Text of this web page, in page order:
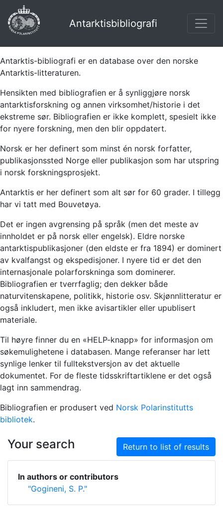
Antarktisbibliografi
Antarktis-bibliografi er en database over den norske
Antarktis-litteraturen.
Hensikten med bibliografien er å synliggjøre norsk
antarktisforskning og annen virksomhet/historie i det
ekstreme sør. Bibliografien er ikke komplett, spesielt ikke
for nyere forskning, men den blir oppdatert.
Norsk er her definert som minst én norsk forfatter,
publikasjonssted Norge eller publikasjon som har utspring
i norsk forskningsprosjekt.
Antarktis er her definert som alt sør for 60 grader. I tillegg
har vi tatt med Bouvetøya.
Det er ingen avgrensing på språk (men det meste av
innholdet er på norsk eller engelsk). Eldre norske
antarktispublikasjoner (den eldste er fra 1894) er dominert
av kvalfangst og ekspedisjoner. I nyere tid er det den
internasjonale polarforskninga som dominerer.
Bibliografien er tverrfaglig; den dekker både
naturvitenskapene, politikk, historie osv. Skjønnlitteratur er
også inkludert, men ikke avisartikler eller upublisert
materiale.
Til høyre finner du en «HELP-knapp» for informasjon om
søkemulighetene i databasen. Mange referanser har lett
synlige lenker til fulltekstversjon av det aktuelle
dokumentet. For de fleste tidsskriftartiklene er det også
lagt inn sammendrag.
Bibliografien er produsert ved Norsk Polarinstitutts
bibliotek.
Your search Return to list of results
In authors or contributors
"Gogineni, S. P."